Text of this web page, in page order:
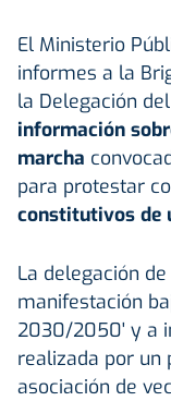
El Ministerio
informes a la
la Delegación
información
marcha
para protestar
constitutivos de
La delegación
manifestación
2030/2050' y a
realizada por un
asociación de